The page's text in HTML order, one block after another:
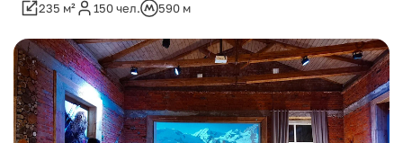
235 м² 150 чел. 590 м